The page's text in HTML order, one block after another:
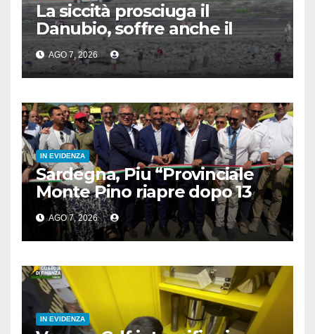
La siccità prosciuga il
Danubio, soffre anche il
turismo
AGO 7, 2026
IN EVIDENZA
Sardegna, Piu “Provinciale
Monte Pino riapre dopo 13
anni, opera fondamentale”
AGO 7, 2026
IN EVIDENZA